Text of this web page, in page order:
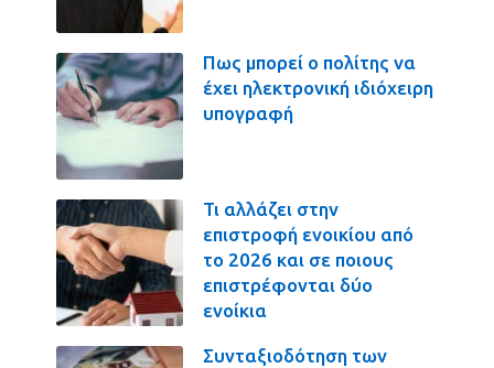
Πως μπορεί ο πολίτης να
έχει ηλεκτρονική ιδιόχειρη
υπογραφή
Τι αλλάζει στην
επιστροφή ενοικίου από
το 2026 και σε ποιους
επιστρέφονται δύο
ενοίκια
Συνταξιοδότηση των